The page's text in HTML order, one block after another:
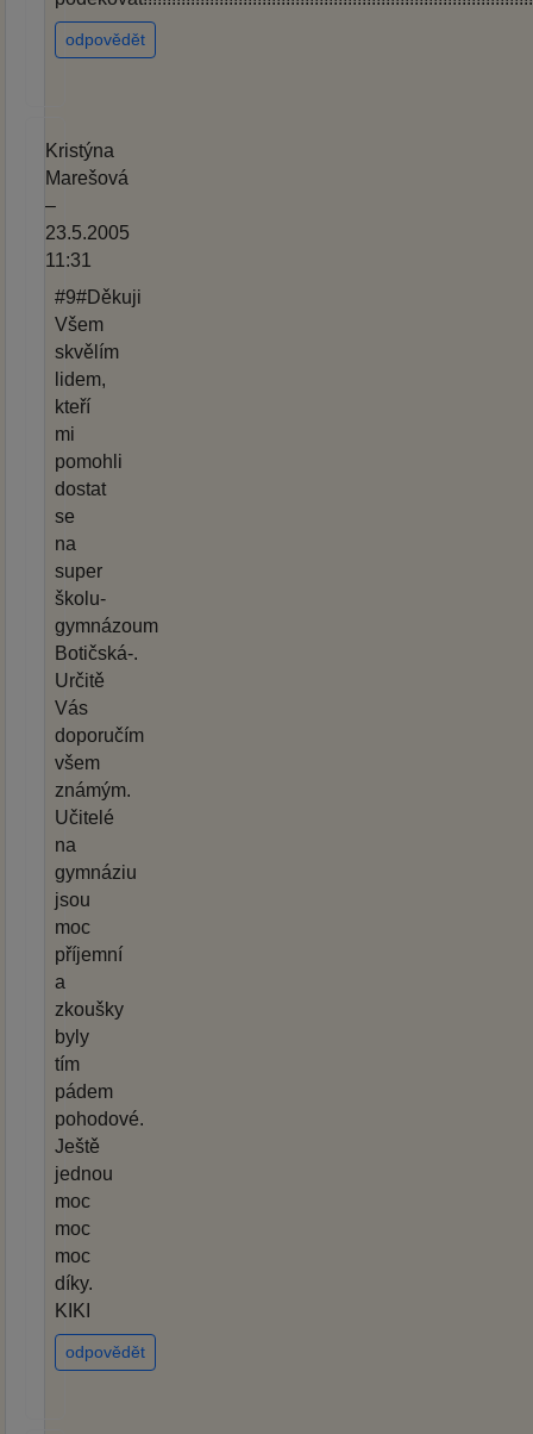
odpovědět
Kristýna
Marešová
–
23.5.2005
11:31
#9#Děkuji
Všem
skvělím
lidem,
kteří
mi
pomohli
dostat
se
na
super
školu-
gymnázoum
Botičská-.
Určitě
Vás
doporučím
všem
známým.
Učitelé
na
gymnáziu
jsou
moc
příjemní
a
zkoušky
byly
tím
pádem
pohodové.
Ještě
jednou
moc
moc
moc
díky.
KIKI
odpovědět